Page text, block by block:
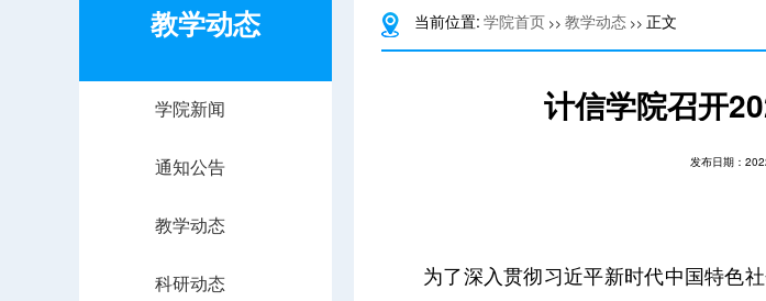
教学动态
学院新闻
通知公告
教学动态
科研动态
当前位置: 学院首页 >> 教学动态 >> 正文
计信学院召开
发布日期：
为了深入贯彻习近平新时代中国特色